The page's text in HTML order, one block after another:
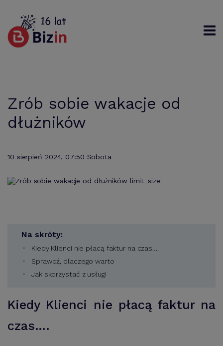
Zrób sobie wakacje od
dłużników
10 sierpień 2024, 07:50 Sobota
Na skróty:
Kiedy Klienci nie płacą faktur na czas….
Sprawdź, dlaczego warto
Jak skorzystać z usługi
Kiedy Klienci nie płacą faktur na
czas….